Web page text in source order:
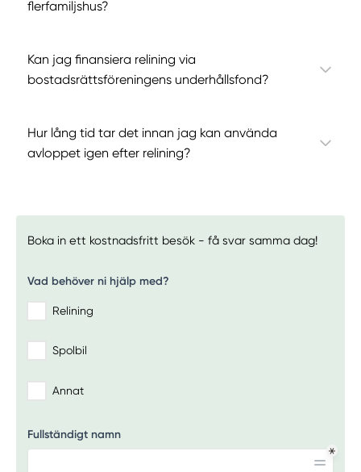
flerfamiljshus?
Kan jag finansiera relining via
bostadsrättsföreningens underhållsfond?
Hur lång tid tar det innan jag kan använda
avloppet igen efter relining?
Boka in ett kostnadsfritt besök - få svar samma dag!
Vad behöver ni hjälp med?
Relining
Spolbil
Annat
Fullständigt namn